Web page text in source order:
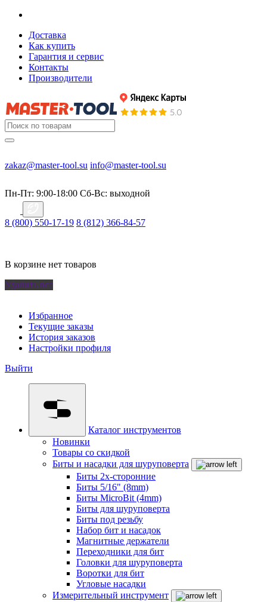
Доставка
Как купить
Гарантия и сервис
Контакты
Производители
zakaz@master-tool.su info@master-tool.su
Пн-Пт: 9:00-18:00 Cб-Вс: выходной
8 (800) 550-17-19 8 (812) 366-84-57
В корзине нет товаров
Удалить все
Избранное
Текущие заказы
История заказов
Настройки профиля
Выйти
Каталог инструментов
Новинки
Товары со скидкой
Биты и насадки для шуруповерта
Биты 2х-сторонние
Биты 5/16" (8mm)
Биты MicroBit (4mm)
Биты для шуруповерта
Биты под резьбу
Набор бит и насадок
Магнитные держатели
Переходники для бит
Головки для шуруповерта
Воротки для бит
Угловые насадки
Измерительный инструмент